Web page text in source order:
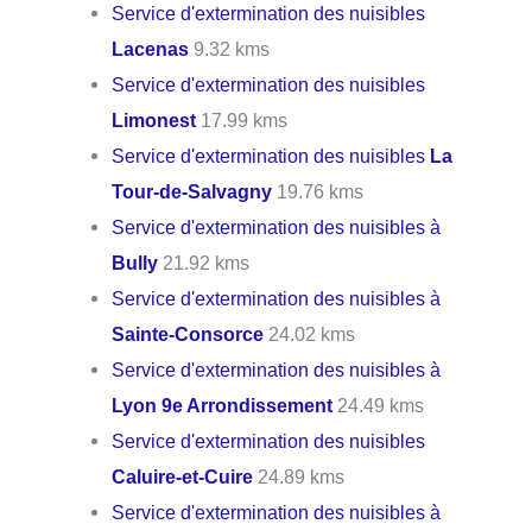
Service d'extermination des nuisibles
Lacenas 9.32 kms
Service d'extermination des nuisibles
Limonest 17.99 kms
Service d'extermination des nuisibles La
Tour-de-Salvagny 19.76 kms
Service d'extermination des nuisibles à
Bully 21.92 kms
Service d'extermination des nuisibles à
Sainte-Consorce 24.02 kms
Service d'extermination des nuisibles à
Lyon 9e Arrondissement 24.49 kms
Service d'extermination des nuisibles
Caluire-et-Cuire 24.89 kms
Service d'extermination des nuisibles à